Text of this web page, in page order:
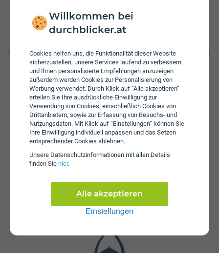
Willkommen bei
durchblicker.at
Cookies helfen uns, die Funktionalität dieser Website
sicherzustellen, unsere Services laufend zu verbessern
und Ihnen personalisierte Empfehlungen anzuzeigen
außerdem werden Cookies zur Personalisierung von
Werbung verwendet. Durch Klick auf “Alle akzeptieren”
erteilen Sie Ihre ausdrückliche Einwilligung zur
Verwendung von Cookies, einschließlich Cookies von
Drittanbietern, sowie zur Erfassung von Besuchs- und
Nutzungsdaten. Mit Klick auf “Einstellungen” können Sie
Ihre Einwilligung individuell anpassen und das Setzen
entsprechender Cookies ablehnen.
Unsere Daten­schutz­informationen mit allen Details
finden Sie hier.
Einstellungen
Alle akzeptieren
Gebühren
von € 49,90 an. Weiters fallen einmalige Gebühren von bis
zu € 105,00 an. Die Einmalkosten können sich durch eine
längere Bindungsfrist reduzieren.
Fristen
Monaten Bindung erhältlich. Die Kündigungsfrist beträgt 2
Monate.